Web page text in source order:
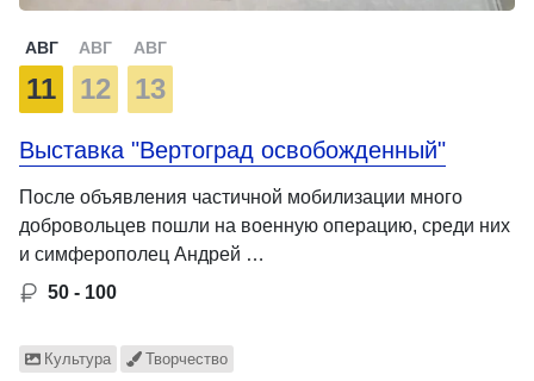
АВГ
11
АВГ
12
АВГ
13
Выставка "Вертоград освобожденный"
После объявления частичной мобилизации много
добровольцев пошли на военную операцию, среди них
и симферополец Андрей …
50 - 100
Культура Творчество